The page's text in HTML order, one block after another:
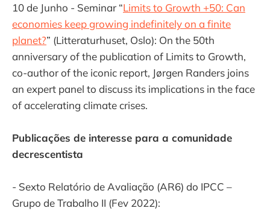
10 de Junho - Seminar “Limits to Growth +50: Can
economies keep growing indefinitely on a finite
planet?” (Litteraturhuset, Oslo): On the 50th
anniversary of the publication of Limits to Growth,
co-author of the iconic report, Jørgen Randers joins
an expert panel to discuss its implications in the face
of accelerating climate crises.
Publicações de interesse para a comunidade
decrescentista
- Sexto Relatório de Avaliação (AR6) do IPCC –
Grupo de Trabalho II (Fev 2022):